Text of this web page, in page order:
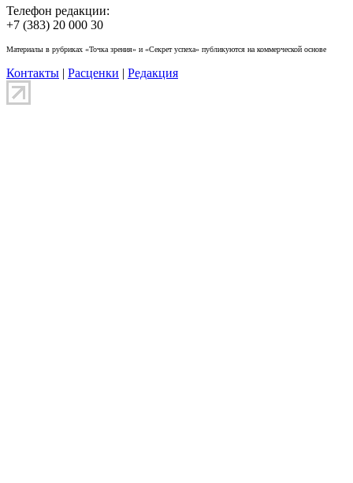
Телефон редакции:
+7 (383) 20 000 30
Материалы в рубриках «Точка зрения» и «Секрет успеха» публикуются на коммерческой основе
Контакты | Расценки | Редакция